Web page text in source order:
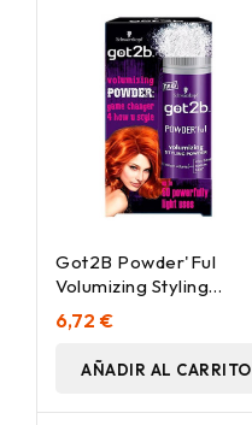
Got2B Powder'Ful
Volumizing Styling
Powder 10 Gr
6,72 €
AÑADIR AL CARRITO